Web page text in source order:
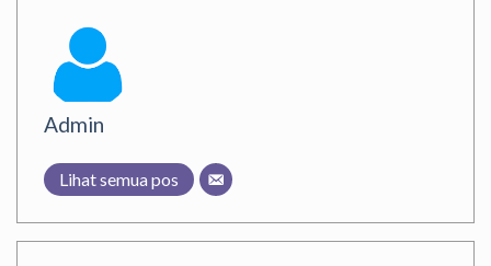
Admin
Lihat semua pos